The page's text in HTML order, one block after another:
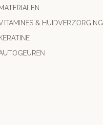
MATERIALEN
& HUIDVERZORGING
KERATINE